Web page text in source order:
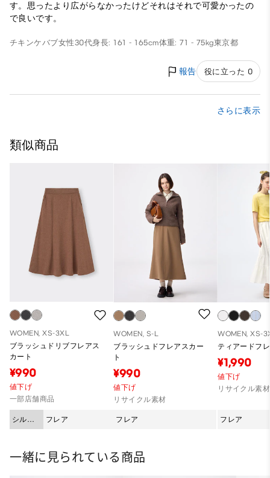
す。思ったより広がらなかったけどそれはそれで可愛かったの
で良いです。
チキンケバブ女性30代身長: 161 - 165cm体重: 71 - 75kg東京都
報告 役に立った 0
さらに表示
類似商品
WOMEN, XS-3XL
ブラッシュドリブフレアス
カート
¥990
値下げ
一部店舗商品
シルエ
ット
フレア
WOMEN, S-L
ブラッシュドフレアスカー
ト
¥990
値下げ
リサイクル素材
フレア
WOMEN, XS-
ティアードフ
¥1,990
値下げ
リサイクル素材
フレア
一緒に見られている商品